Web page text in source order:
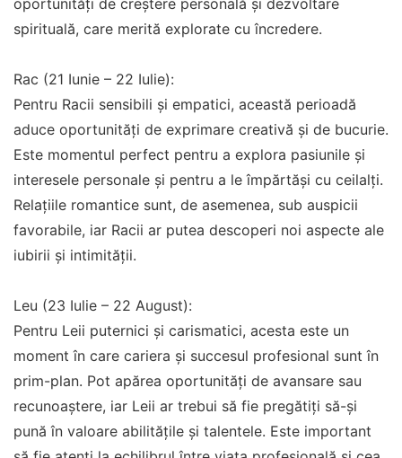
oportunități de creștere personală și dezvoltare
spirituală, care merită explorate cu încredere.
Rac (21 Iunie – 22 Iulie):
Pentru Racii sensibili și empatici, această perioadă
aduce oportunități de exprimare creativă și de bucurie.
Este momentul perfect pentru a explora pasiunile și
interesele personale și pentru a le împărtăși cu ceilalți.
Relațiile romantice sunt, de asemenea, sub auspicii
favorabile, iar Racii ar putea descoperi noi aspecte ale
iubirii și intimității.
Leu (23 Iulie – 22 August):
Pentru Leii puternici și carismatici, acesta este un
moment în care cariera și succesul profesional sunt în
prim-plan. Pot apărea oportunități de avansare sau
recunoaștere, iar Leii ar trebui să fie pregătiți să-și
pună în valoare abilitățile și talentele. Este important